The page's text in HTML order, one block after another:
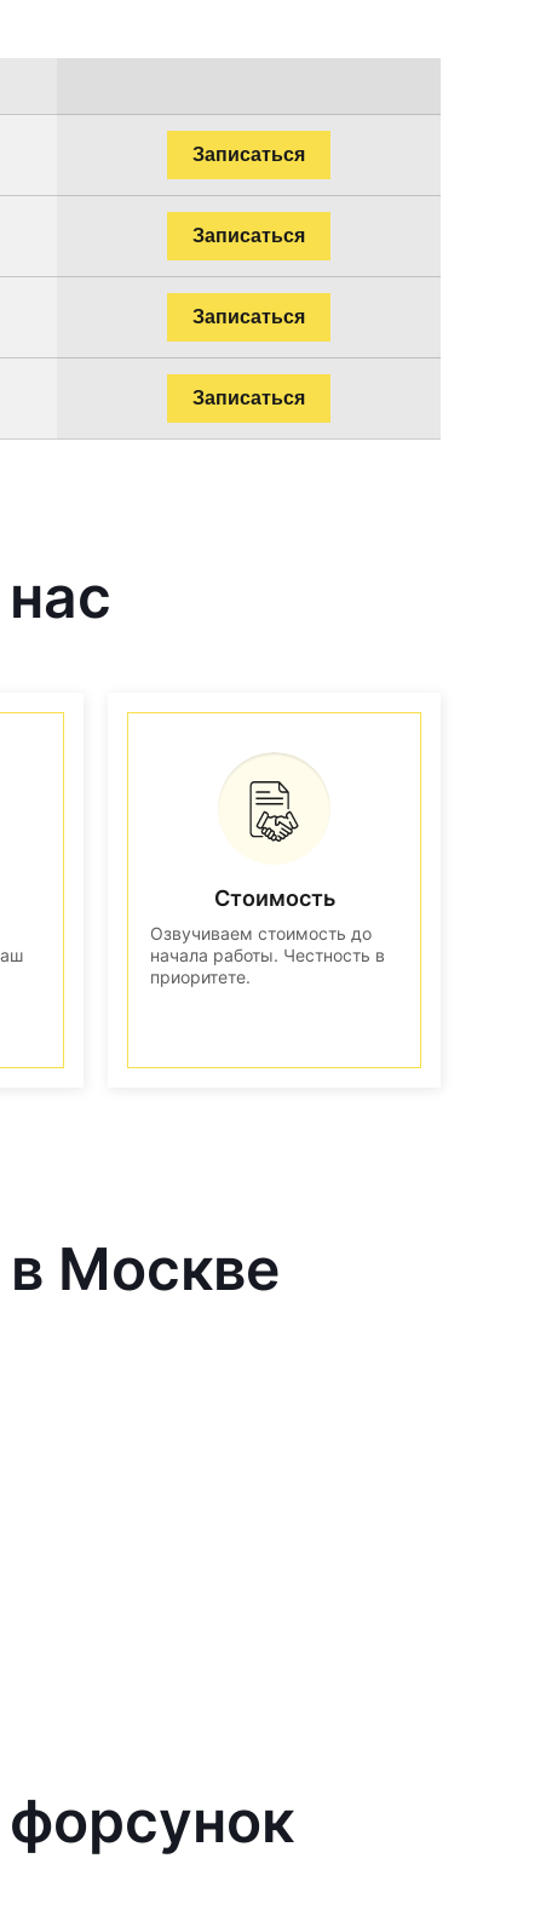
Записаться
Записаться
Записаться
Записаться
Стоимость
Озвучиваем стоимость до
начала работы. Честность в
приоритете.
Москве